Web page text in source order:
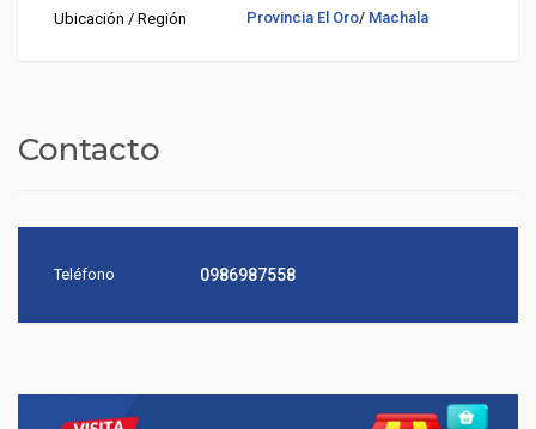
Ubicación / Región Provincia El Oro/ Machala
Contacto
Teléfono 0986987558